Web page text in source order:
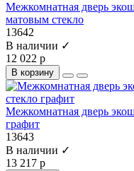
Межкомнатная дверь
матовым стекло
13642
В наличии ✓
12 022 р
В корзину
Межкомнатная дверь
графит
13643
В наличии ✓
13 217 р